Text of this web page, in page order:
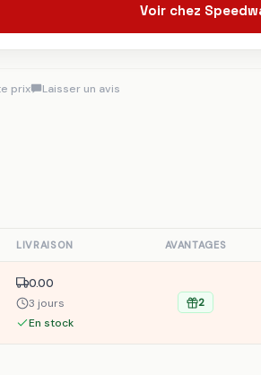
Voir chez
prix Laisser un avis
LIVRAISON AVANTAGES
0.00
3 jours
En stock
2